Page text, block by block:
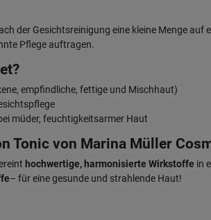
der Gesichtsreinigung eine kleine Menge
Pflege auftragen.
empfindliche, fettige und Mischhaut)
müder, feuchtigkeitsarmer Haut
Tonic von Marina Müller
hochwertige, harmonisierte Wirkstoffe in
– für eine gesunde und strahlende Haut!